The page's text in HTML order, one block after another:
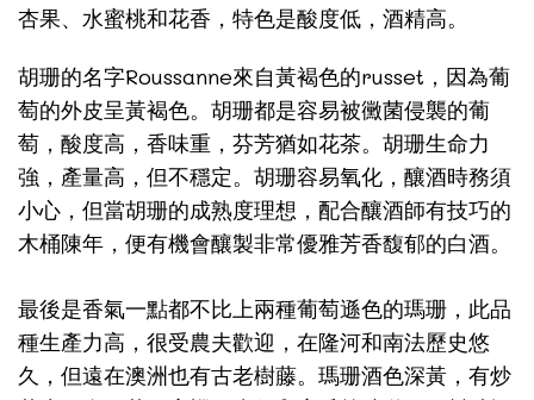
杏果、水蜜桃和花香，特色是酸度低，酒精高。
胡珊的名字Roussanne來自黃褐色的russet ，因為葡
萄的外皮呈黃褐色。胡珊都是容易被黴菌侵襲的葡
萄，酸度高，香味重，芬芳猶如花茶。胡珊生命力
強，產量高，但不穩定。胡珊容易氧化，釀酒時務須
小心，但當胡珊的成熟度理想，配合釀酒師有技巧的
木桶陳年，便有機會釀製非常優雅芳香馥郁的白酒。
最後是香氣一點都不比上兩種葡萄遜色的瑪珊，此品
種生產力高，很受農夫歡迎，在隆河和南法歷史悠
久，但遠在澳洲也有古老樹藤。瑪珊酒色深黃，有炒